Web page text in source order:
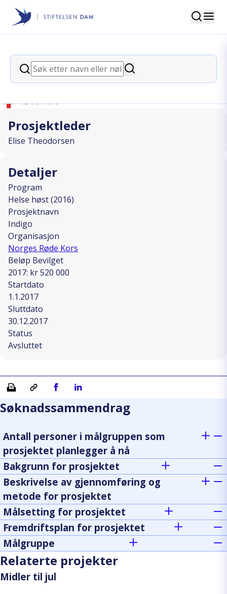
Stiftelsen Dam
Søk
Søk
Søk
back
Indigo
Prosjektleder
Elise Theodorsen
Detaljer
Program
Helse høst (2016)
Prosjektnavn
Indigo
Organisasjon
Norges Røde Kors
Beløp Bevilget
2017: kr 520 000
Startdato
1.1.2017
Sluttdato
30.12.2017
Status
Avsluttet
Skriv ut Kopiera länkDel på Facebook
Del på Linkedin
Søknadssammendrag
Antall personer i målgruppen som
prosjektet planlegger å nå
Bakgrunn for prosjektet
Beskrivelse av gjennomføring og
metode for prosjektet
Målsetting for prosjektet
Fremdriftsplan for prosjektet
Målgruppe
Relaterte projekter
Midler til jul